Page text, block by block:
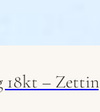
18kt –